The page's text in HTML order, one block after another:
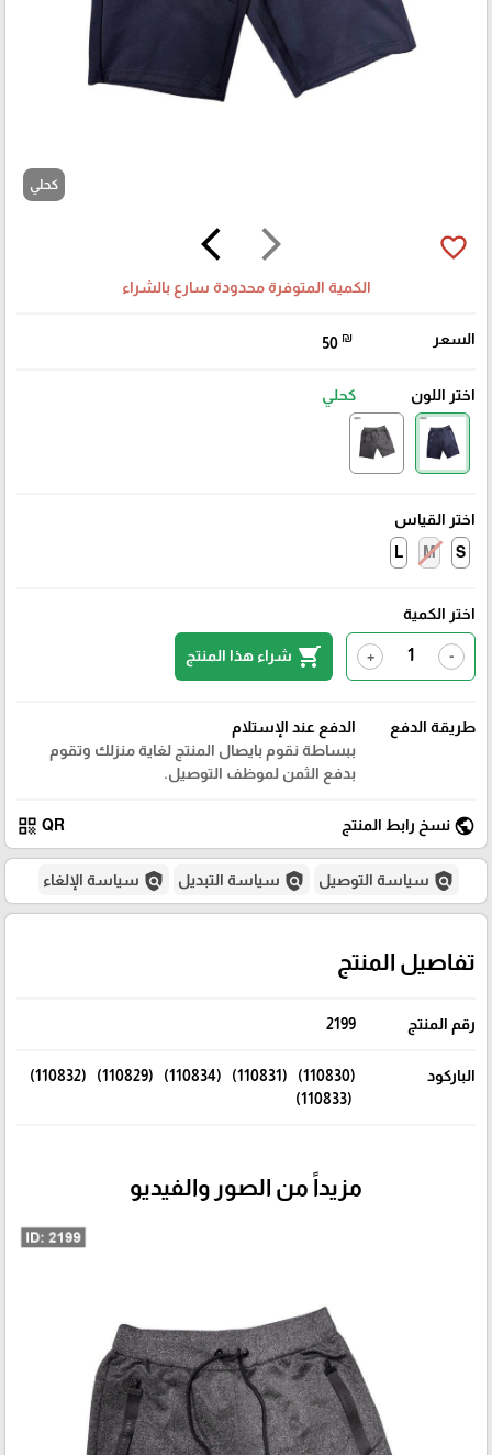
كحلي
arrow_forward_ios
arrow_back_ios favorite_border
الكمية المتوفرة محدودة سارع بالشراء
السعر 50 ₪
اختر اللون كحلي
اختر القياس
S
M
L
اختر الكمية
-
+
shopping_cart شراء هذا المنتج
طريقة الدفع
الدفع عند الإستلام
ببساطة نقوم بايصال المنتج لغاية منزلك وتقوم
بدفع الثمن لموظف التوصيل.
public نسخ رابط المنتج QR
qr_code
policy سياسة التوصيل policy سياسة التبديل policy سياسة الإلغاء
تفاصيل المنتج
رقم المنتج 2199
الباركود
(110830) (110831) (110834) (110829) (110832)
(110833)
مزيداً من الصور والفيديو